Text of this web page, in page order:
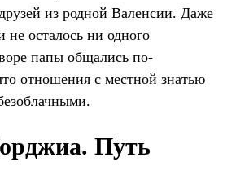
из родной Валенсии. Даже
не осталось ни одного
папы общались по-
отношения с местной знатью
Путь